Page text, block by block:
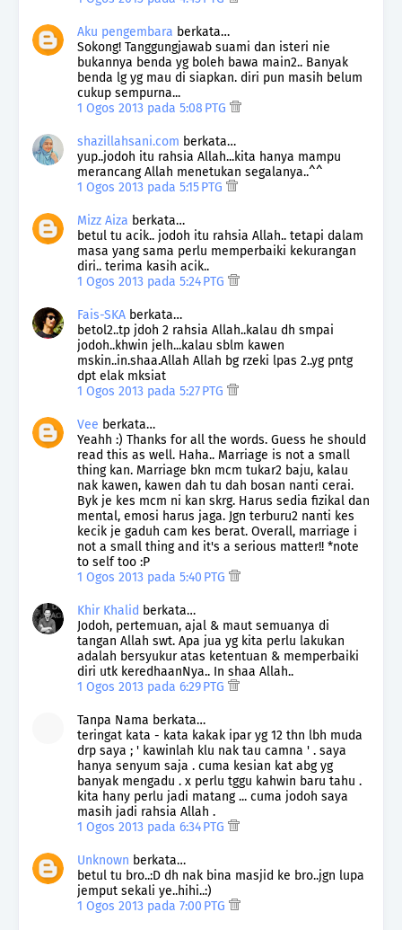
Aku pengembara berkata…
Sokong! Tanggungjawab suami dan isteri nie
bukannya benda yg boleh bawa main2.. Banyak
benda lg yg mau di siapkan. diri pun masih belum
cukup sempurna...
1 Ogos 2013 pada 5:08 PTG
shazillahsani.com berkata…
yup..jodoh itu rahsia Allah...kita hanya mampu
merancang Allah menetukan segalanya..^^
1 Ogos 2013 pada 5:15 PTG
Mizz Aiza berkata…
betul tu acik.. jodoh itu rahsia Allah.. tetapi dalam
masa yang sama perlu memperbaiki kekurangan
diri.. terima kasih acik..
1 Ogos 2013 pada 5:24 PTG
Fais-SKA berkata…
betol2..tp jdoh 2 rahsia Allah..kalau dh smpai
jodoh..khwin jelh...kalau sblm kawen
mskin..in.shaa.Allah Allah bg rzeki lpas 2..yg pntg
dpt elak mksiat
1 Ogos 2013 pada 5:27 PTG
Vee berkata…
Yeahh :) Thanks for all the words. Guess he should
read this as well. Haha.. Marriage is not a small
thing kan. Marriage bkn mcm tukar2 baju, kalau
nak kawen, kawen dah tu dah bosan nanti cerai.
Byk je kes mcm ni kan skrg. Harus sedia fizikal dan
mental, emosi harus jaga. Jgn terburu2 nanti kes
kecik je gaduh cam kes berat. Overall, marriage i
not a small thing and it's a serious matter!! *note
to self too :P
1 Ogos 2013 pada 5:40 PTG
Khir Khalid berkata…
Jodoh, pertemuan, ajal & maut semuanya di
tangan Allah swt. Apa jua yg kita perlu lakukan
adalah bersyukur atas ketentuan & memperbaiki
diri utk keredhaanNya.. In shaa Allah..
1 Ogos 2013 pada 6:29 PTG
Tanpa Nama berkata…
teringat kata - kata kakak ipar yg 12 thn lbh muda
drp saya ; ' kawinlah klu nak tau camna ' . saya
hanya senyum saja . cuma kesian kat abg yg
banyak mengadu . x perlu tggu kahwin baru tahu .
kita hany perlu jadi matang ... cuma jodoh saya
masih jadi rahsia Allah .
1 Ogos 2013 pada 6:34 PTG
Unknown berkata…
betul tu bro..:D dh nak bina masjid ke bro..jgn lupa
jemput sekali ye..hihi..:)
1 Ogos 2013 pada 7:00 PTG